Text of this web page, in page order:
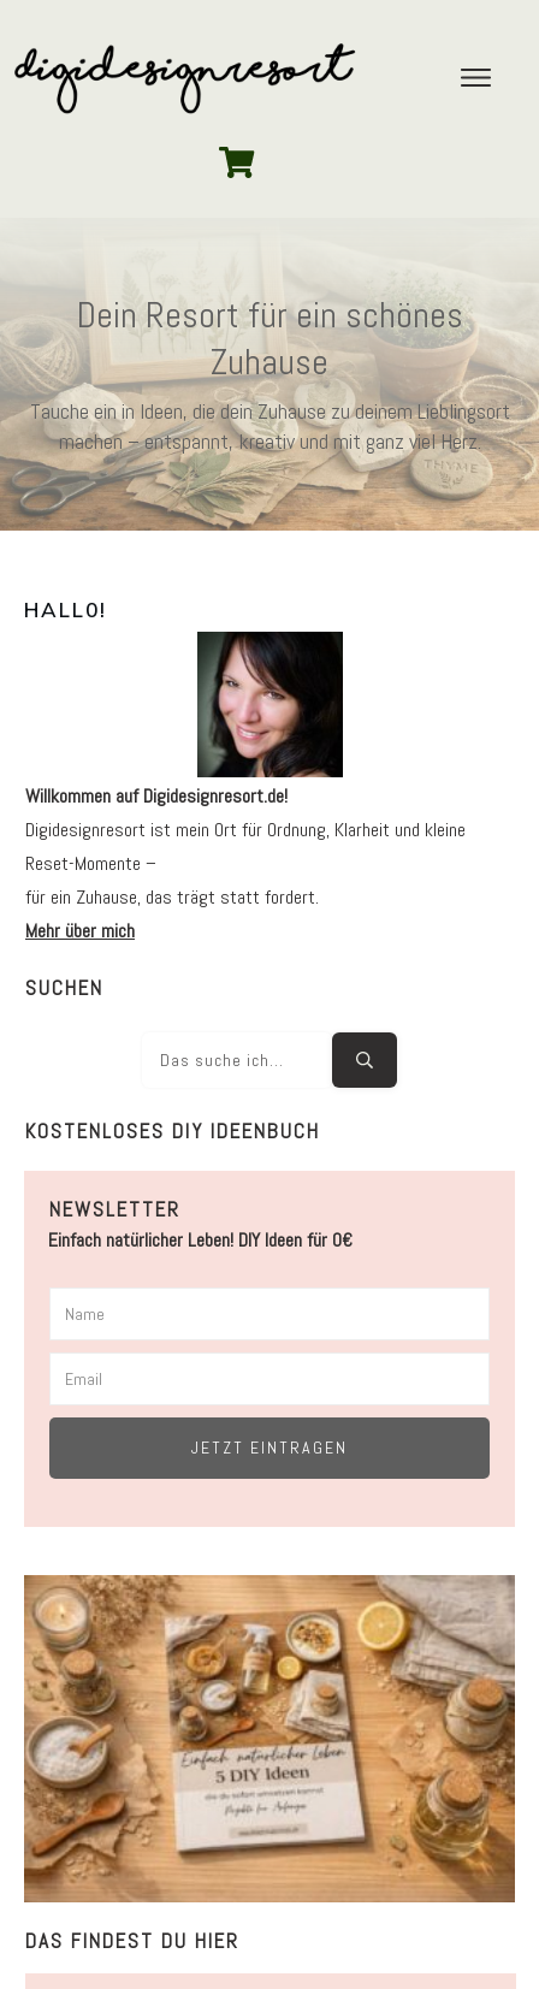
Dein Resort für ein schönes
Zuhause
Tauche ein in Ideen, die dein Zuhause zu deinem Lieblingsort
machen – entspannt, kreativ und mit ganz viel Herz.
HALL0!
Willkommen auf Digidesignresort.de!
Digidesignresort ist mein Ort für Ordnung, Klarheit und kleine
Reset-Momente –
für ein Zuhause, das trägt statt fordert.
Mehr über mich
SUCHEN
KOSTENLOSES DIY IDEENBUCH
NEWSLETTER
Einfach natürlicher Leben! DIY Ideen für 0€
JETZT EINTRAGEN
DAS FINDEST DU HIER